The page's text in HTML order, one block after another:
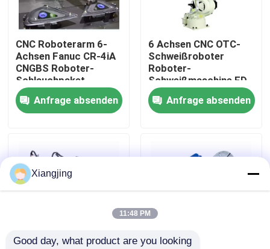
Über uns
Werksbesichtigung
Qualitätskontrolle
Blog
Industrieroboter-Arm
CNC Roboterarm 6-
Achsen Fanuc CR-4iA
CNGBS Roboter-
Schlauchpaket
Kollaborativer
Roboter Schweißen
Anfrage absenden
6 Achsen CNC OTC-
Schweißroboter
Roboter-
Schweißmaschine FD-
V130 Modell 2.139m
Reichweite
Anfrage absenden
Xiangjing
11:48 PM
Good day, what product are you looking